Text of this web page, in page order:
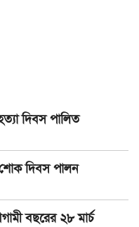
দিবস পালিত
দিবস পালন
বছরের ২৮ মার্চ